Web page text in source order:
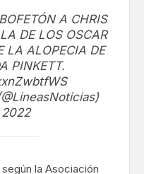
A CHRIS
DE LOS OSCAR
LA ALOPECIA DE
PINKETT.
la Asociación